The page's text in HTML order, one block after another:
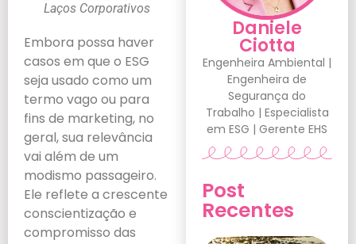
Laços Corporativos
Embora possa haver
casos em que o ESG
seja usado como um
termo vago ou para
fins de marketing, no
geral, sua relevância
vai além de um
modismo passageiro.
Ele reflete a crescente
conscientização e
compromisso das
Daniele
Ciotta
Engenheira Ambiental |
Engenheira de
Segurança do
Trabalho | Especialista
em ESG | Gerente EHS
Post
Recentes